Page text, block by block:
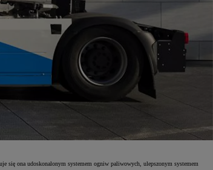
się ona udoskonalonym systemem ogniw paliwowych, ulepszonym systemem